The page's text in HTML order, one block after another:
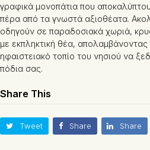
γραφικά μονοπάτια που
πέρα από τα γνωστά αξιοθέατα.
οδηγούν σε παραδοσιακά χωριά,
με εκπληκτική θέα,
ηφαιστειακό τοπίο του νησιού να
πόδια σας.
Share This
Tweet Share Share